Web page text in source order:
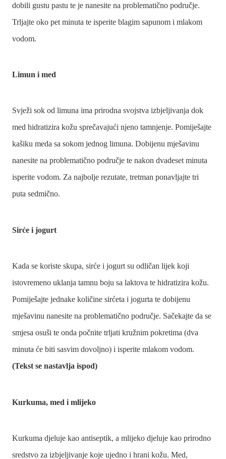
dobili gustu pastu te je nanesite na problematično područje.
Trljajte oko pet minuta te isperite blagim sapunom i mlakom
vodom.
Limun i med
Svježi sok od limuna ima prirodna svojstva izbjeljivanja dok
med hidratizira kožu sprečavajući njeno tamnjenje. Pomiješajte
kašiku meda sa sokom jednog limuna. Dobijenu mješavinu
nanesite na problematično područje te nakon dvadeset minuta
isperite vodom. Za najbolje rezutate, tretman ponavljajte tri
puta sedmično.
Sirće i jogurt
Kada se koriste skupa, sirće i jogurt su odličan lijek koji
istovremeno uklanja tamnu boju sa laktova te hidratizira kožu.
Pomiješajte jednake količine sirćeta i jogurta te dobijenu
mješavinu nanesite na problematično područje. Sačekajte da se
smjesa osuši te onda počnite trljati kružnim pokretima (dva
minuta će biti sasvim dovoljno) i isperite mlakom vodom.
(Tekst se nastavlja ispod)
Kurkuma, med i mlijeko
Kurkuma djeluje kao antiseptik, a mlijeko djeluje kao prirodno
sredstvo za izbjeljivanje koje ujedno i hrani kožu. Med,